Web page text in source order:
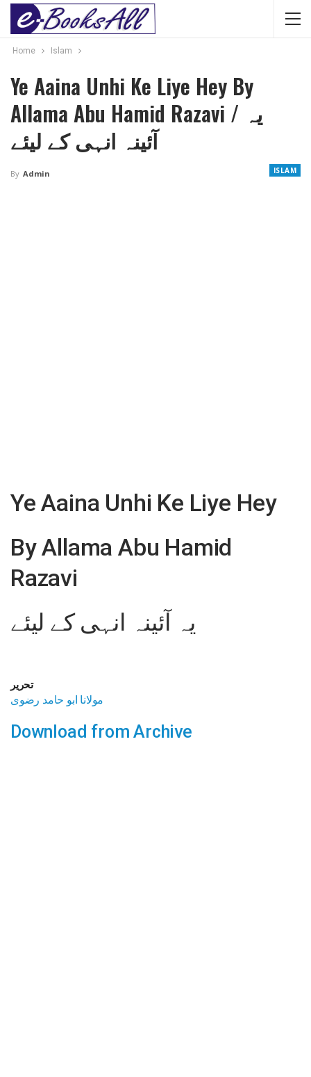
Home Islam
Ye Aaina Unhi Ke Liye Hey By
Allama Abu Hamid Razavi / یہ
آئینہ انہی کے لیئے
ISLAM
By Admin
Ye Aaina Unhi Ke Liye Hey
By Allama Abu Hamid
Razavi
یہ آئینہ انہی کے لیئے
تحریر
مولانا ابو حامد رضوی
Download from Archive